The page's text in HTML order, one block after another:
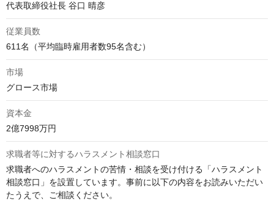
代表取締役社長 谷口 晴彦
従業員数
611名（平均臨時雇用者数95名含む）
市場
グロース市場
資本金
2億7998万円
求職者等に対するハラスメント相談窓口
求職者へのハラスメントの苦情・相談を受け付ける「ハラスメント
相談窓口」を設置しています。事前に以下の内容をお読みいただい
たうえで、ご相談ください。